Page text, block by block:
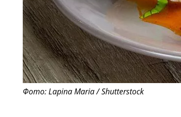
Фото: Lapina Maria / Shutterstock